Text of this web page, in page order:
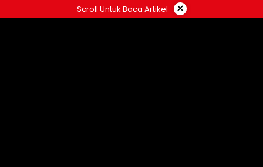
ke
Scroll Untuk Baca Artikel ×